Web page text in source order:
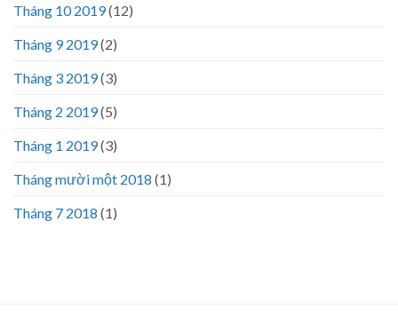
Tháng 10 2019(12)
Tháng 9 2019(2)
Tháng 3 2019(3)
Tháng 2 2019(5)
Tháng 1 2019(3)
Tháng mười một 2018 (1)
Tháng 7 2018 (1)